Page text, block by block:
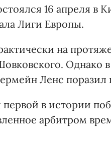
16 апреля в
Лиги Европы.
на
Однако
Ленс поразил
первой в истории
арбитром